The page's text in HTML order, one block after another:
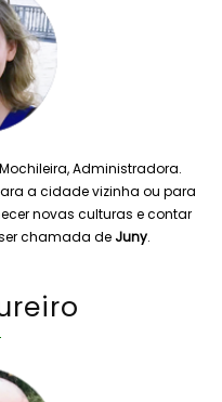
Administradora.
a cidade vizinha ou para
novas culturas e contar
chamada de Juny.